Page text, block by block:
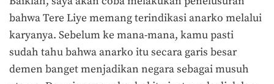
bahwa Tere Liye memang terindikasi anarko melalui
karyanya. Sebelum ke mana-mana, kamu pasti
sudah tahu bahwa anarko itu secara garis besar
demen banget menjadikan negara sebagai musuh